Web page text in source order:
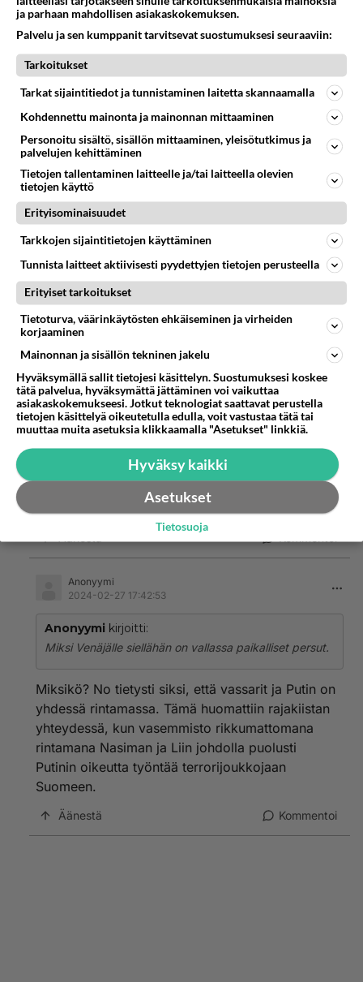
Eilen oli Satonen.
Tänään Sotanen
Huomenna Rokki Vaari Hotanen
Äänestä Kommentoi
Anonyymi
Rönkä ja Sale lähtee, tästä ei enää selvitä.
Äänestä
Anonyymi
Hyvä👍 Punakaartin huutokuorolla ei täällä
ennenkään demokraattisesti valittua hallitusta olla
kaadettu, vaikka ovat sitä yrittäneet. Painukoot
sosialistit venäjälle.
Äänestä Kommentoi
Anonyymi
2024-02-27 17:33:23
Miksi Venäjälle siellähän on vallassa paikalliset
persut.
Anonyymi
2024-02-27 17:42:53
Anonyymi kirjoitti:
Miksi Venäjälle siellähän on vallassa paikalliset persut.
Miksikö? No tietysti siksi, että vassarit ja Putin on
yhdessä rintamassa. Tämä huomattiin rajakiistan
yhteydessä, kun vasemmisto rikkumattomana
rintamana Nasiman ja Liin johdolla puolusti
Putinin oikeutta työntää terrorijoukkojaan
Suomeen.
Äänestä Kommentoi
ja parhaan mahdollisen asiakaskokemuksen.
Palvelu ja sen kumppanit tarvitsevat suostumuksesi seuraaviin:
Tarkoitukset
Tarkat sijaintitiedot ja tunnistaminen laitetta skannaamalla
Kohdennettu mainonta ja mainonnan mittaaminen
Personoitu sisältö, sisällön mittaaminen, yleisötutkimus ja
palvelujen kehittäminen
Tietojen tallentaminen laitteelle ja/tai laitteella olevien
tietojen käyttö
Erityisominaisuudet
Tarkkojen sijaintitietojen käyttäminen
Tunnista laitteet aktiivisesti pyydettyjen tietojen perusteella
Erityiset tarkoitukset
Tietoturva, väärinkäytösten ehkäiseminen ja virheiden
korjaaminen
Mainonnan ja sisällön tekninen jakelu
Hyväksymällä sallit tietojesi käsittelyn. Suostumuksesi koskee
tätä palvelua, hyväksymättä jättäminen voi vaikuttaa
asiakaskokemukseesi. Jotkut teknologiat saattavat perustella
tietojen käsittelyä oikeutetulla edulla, voit vastustaa tätä tai
muuttaa muita asetuksia klikkaamalla "Asetukset" linkkiä.
Hyväksy kaikki
Asetukset
Tietosuoja